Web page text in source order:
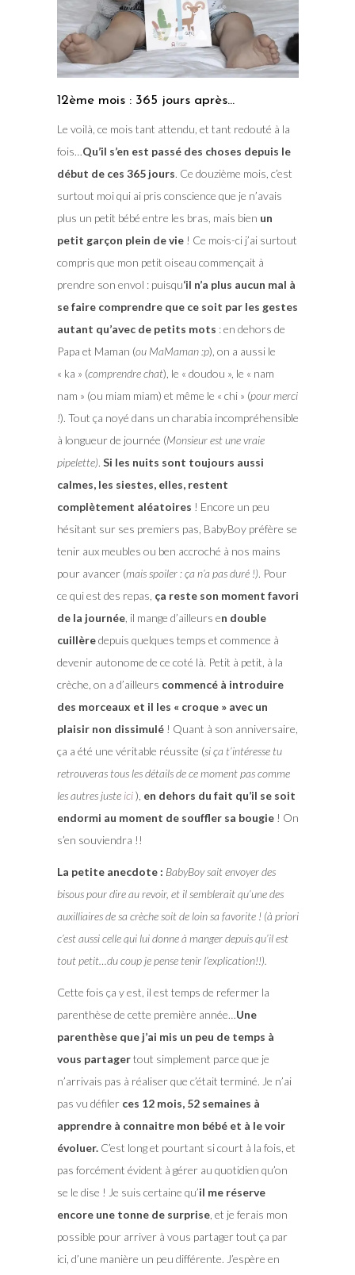
12ème mois : 365 jours après…
Le voilà, ce mois tant attendu, et tant redouté à la
fois…Qu’il s’en est passé des choses depuis le
début de ces 365 jours. Ce douzième mois, c’est
surtout moi qui ai pris conscience que je n’avais
plus un petit bébé entre les bras, mais bien un
petit garçon plein de vie! Ce mois-ci j’ai surtout
compris que mon petit oiseau commençait à
prendre son envol : puisqu‘il n’a plus aucun mal à
se faire comprendre que ce soit par les gestes
autant qu’avec de petits mots : en dehors de
Papa et Maman (ou MaMaman :p), on a aussi le
« ka » (comprendre chat), le « doudou », le « nam
nam » (ou miam miam) et même le « chi » (pour merci
!). Tout ça noyé dans un charabia incompréhensible
à longueur de journée (Monsieur est une vraie
pipelette). Si les nuits sont toujours aussi
calmes, les siestes, elles, restent
complètement aléatoires ! Encore un peu
hésitant sur ses premiers pas, BabyBoy préfère se
tenir aux meubles ou ben accroché à nos mains
pour avancer (mais spoiler : ça n’a pas duré !). Pour
ce qui est des repas, ça reste son moment favori
de la journée, il mange d’ailleurs en double
cuillèredepuis quelques temps et commence à
devenir autonome de ce coté là. Petit à petit, à la
crèche, on a d’ailleurs commencé à introduire
des morceaux et il les « croque » avec un
plaisir non dissimulé! Quant à son anniversaire,
ça a été une véritable réussite (si ça t’intéresse tu
retrouveras tous les détails de ce moment pas comme
les autres juste ici ), en dehors du fait qu’il se soit
endormi au moment de souffler sa bougie! On
s’en souviendra !!
La petite anecdote : BabyBoy sait envoyer des
bisous pour dire au revoir, et il semblerait qu’une des
auxilliaires de sa crèche soit de loin sa favorite ! (à priori
c’est aussi celle qui lui donne à manger depuis qu’il est
tout petit…du coup je pense tenir l’explication!!).
Cette fois ça y est, il est temps de refermer la
parenthèse de cette première année…Une
parenthèse que j’ai mis un peu de temps à
vous partagertout simplement parce que je
n’arrivais pas à réaliser que c’était terminé. Je n’ai
pas vu défiler ces 12 mois, 52 semaines à
apprendre à connaitre mon bébé et à le voir
évoluer. C’est long et pourtant si court à la fois, et
pas forcément évident à gérer au quotidien qu’on
se le dise ! Je suis certaine qu’il me réserve
encore une tonne de surprise, et je ferais mon
possible pour arriver à vous partager tout ça par
ici, d’une manière un peu différente. J’espère en